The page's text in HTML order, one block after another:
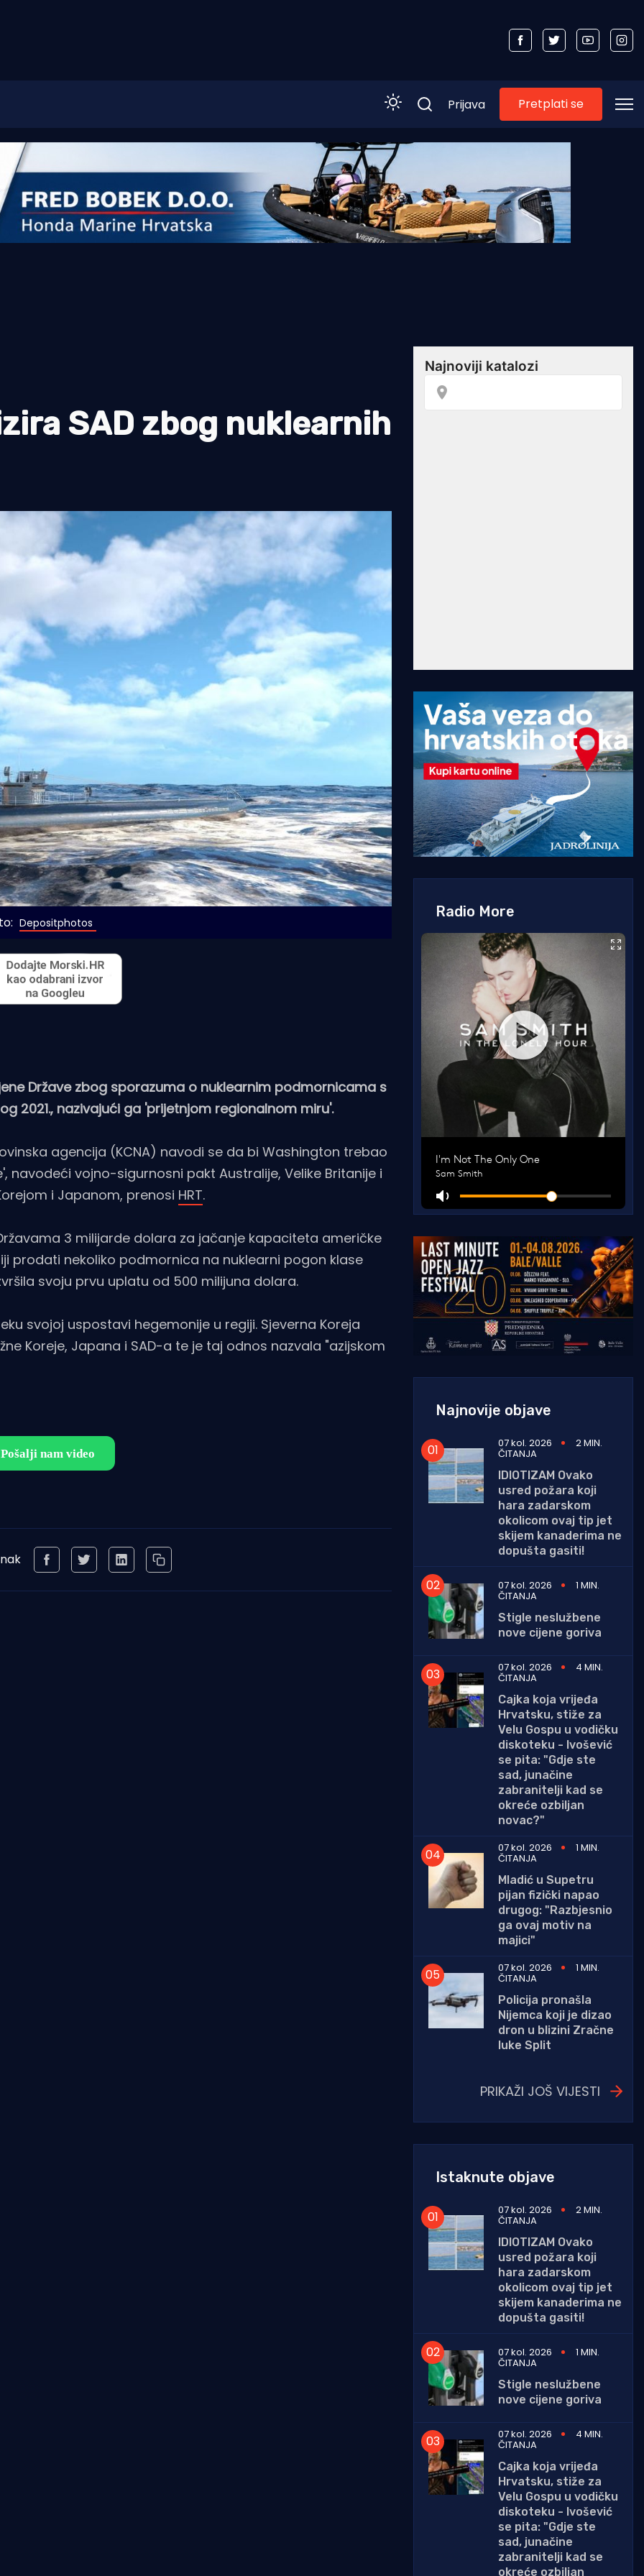
Prijava Pretplati se
SAD zbog nuklearnih
Depositphotos
Države zbog sporazuma o nuklearnim podmornicama s
2021., nazivajući ga 'prijetnjom regionalnom miru'.
agencija (KCNA) navodi se da bi Washington trebao
navodeći vojno-sigurnosni pakt Australije, Velike Britanije i
i Japanom, prenosi HRT.
3 milijarde dolara za jačanje kapaciteta američke
prodati nekoliko podmornica na nuklearni pogon klase
svoju prvu uplatu od 500 milijuna dolara.
svojoj uspostavi hegemonije u regiji. Sjeverna Koreja
Koreje, Japana i SAD-a te je taj odnos nazvala "azijskom
Radio More
Najnovije objave
07 kol. 2026 2 MIN.
ČITANJA
IDIOTIZAM Ovako
usred požara koji
hara zadarskom
okolicom ovaj tip jet
skijem kanaderima ne
dopušta gasiti!
07 kol. 2026 1 MIN.
ČITANJA
Stigle neslužbene
nove cijene goriva
07 kol. 2026 4 MIN.
ČITANJA
Cajka koja vrijeđa
Hrvatsku, stiže za
Velu Gospu u vodičku
diskoteku - Ivošević
se pita: "Gdje ste
sad, junačine
zabranitelji kad se
okreće ozbiljan
novac?"
07 kol. 2026
1 MIN.
ČITANJA
Mladić u Supetru
pijan fizički napao
drugog: "Razbjesnio
ga ovaj motiv na
majici"
07 kol. 2026
1 MIN.
ČITANJA
Policija pronašla
Nijemca koji je dizao
dron u blizini Zračne
luke Split
PRIKAŽI JOŠ VIJESTI
Istaknute objave
07 kol. 2026 2 MIN.
ČITANJA
IDIOTIZAM Ovako
usred požara koji
hara zadarskom
okolicom ovaj tip jet
skijem kanaderima ne
dopušta gasiti!
07 kol. 2026 1 MIN.
ČITANJA
Stigle neslužbene
nove cijene goriva
07 kol. 2026 4 MIN.
ČITANJA
Cajka koja vrijeđa
Hrvatsku, stiže za
Velu Gospu u vodičku
diskoteku - Ivošević
se pita: "Gdje ste
sad, junačine
zabranitelji kad se
okreće ozbiljan